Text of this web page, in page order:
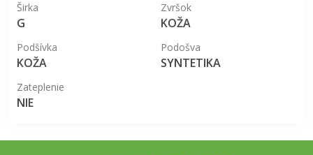
Širka
G
Zvršok
KOŽA
Podšívka
KOŽA
Podošva
SYNTETIKA
Zateplenie
NIE